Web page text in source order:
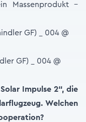
Massenprodukt –
GF) _ 004 @
Impulse 2“, die
Welchen